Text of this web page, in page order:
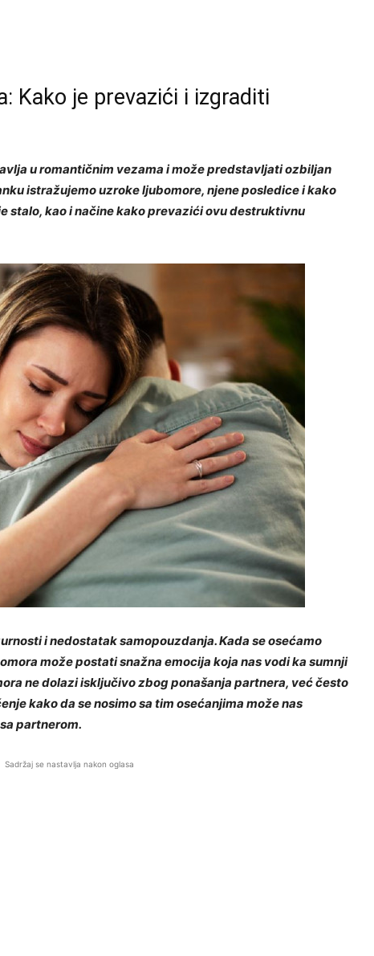
Kako je prevazići i izgraditi
u romantičnim vezama i može predstavljati ozbiljan
istražujemo uzroke ljubomore, njene posledice i kako
stalo, kao i načine kako prevazići ovu destruktivnu
i nedostatak samopouzdanja. Kada se osećamo
može postati snažna emocija koja nas vodi ka sumnji
ne dolazi isključivo zbog ponašanja partnera, već često
kako da se nosimo sa tim osećanjima može nas
partnerom.
Sadržaj se nastavlja nakon oglasa